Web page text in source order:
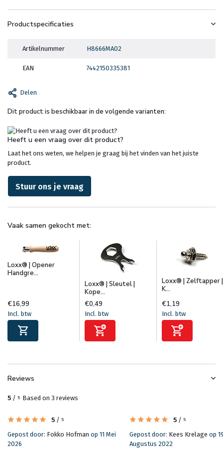
Productspecificaties
Artikelnummer H8666MA02
EAN 7442150335381
Delen
Dit product is beschikbaar in de volgende varianten:
Heeft u een vraag over dit product?
Laat het ons weten, we helpen je graag bij het vinden van het juiste
product.
Stuur ons je vraag
Vaak samen gekocht met:
Loxx® | Opener
Handgre...
€16,99
Incl. btw
Loxx® | Sleutel |
Kope...
€0,49
Incl. btw
Loxx® | Zelftapper |
K...
€1,19
Incl. btw
Reviews
5 / 5 Based on 3 reviews
5 / 5
Gepost door: Fokko Hofman op 11 Mei
2026
5 / 5
Gepost door: Kees Krelage op
Augustus 2022